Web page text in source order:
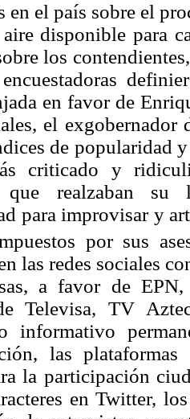
en el país sobre el
disponible para
los
en favor de
el
de popularidad
criticado y
que realzaban su
para improvisar y
por sus
las redes sociales
a favor de
Televisa, TV
informativo
las
la participación
en Twitter,